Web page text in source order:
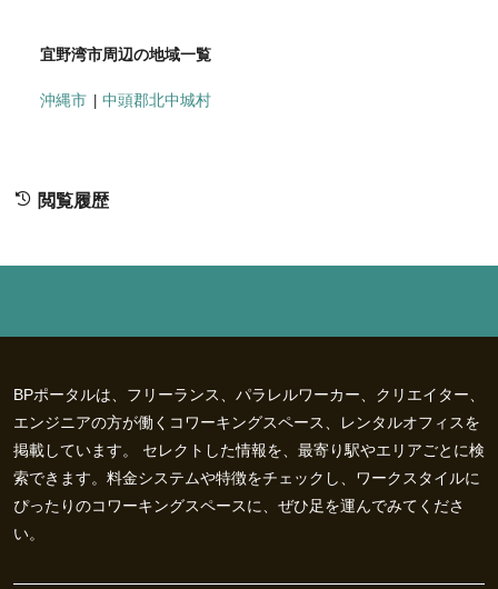
宜野湾市周辺の地域一覧
沖縄市 中頭郡北中城村
閲覧履歴
BPポータルは、フリーランス、パラレルワーカー、クリエイター、
エンジニアの方が働くコワーキングスペース、レンタルオフィスを
掲載しています。 セレクトした情報を、最寄り駅やエリアごとに検
索できます。料金システムや特徴をチェックし、ワークスタイルに
ぴったりのコワーキングスペースに、ぜひ足を運んでみてくださ
い。